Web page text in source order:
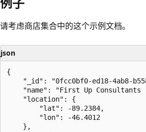
请考虑商店集合中的这个示例文档。
json
{
"_id": "0fcc0bf0-ed18-4ab8-
"name": "First Up Consultants
    "location": {
        "lat": -89.2384,
        "lon": -46.4012
    },